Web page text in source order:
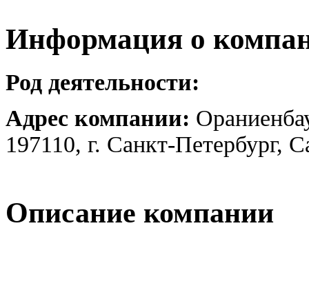
Информация о
Род деятельности:
Адрес компании:
197110, г. Санкт-Петербург,
Описание компании